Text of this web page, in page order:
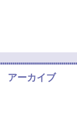
アーカイブ